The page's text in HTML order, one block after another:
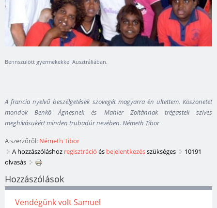
Bennszülött gyermekekkel Ausztráliában.
A francia nyelvű beszélgetések szövegét magyarra én ültettem. Köszönetet
mondok Benkő Ágnesnek és Mahler Zoltánnak trégasteli szíves
meghívásukért minden trubadúr nevében. Németh Tibor
A szerzőről: Németh Tibor
A hozzászóláshoz regisztráció és bejelentkezésszükséges
10191
olvasás
Hozzászólások
Vendégünk volt Samuel